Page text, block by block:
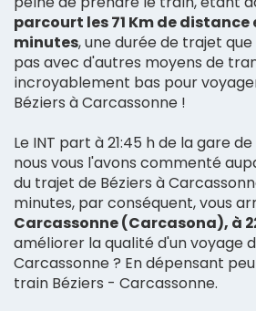
parcourt les 71 Km de distance
minutes, une durée de trajet
pas avec d'autres moyens de
incroyablement bas pour
Béziers à Carcassonne !
Le INT part à 21:45 h de la gare
nous vous l'avons commenté
du trajet de Béziers à
minutes, par conséquent, vous
Carcassonne (Carcasona), à
améliorer la qualité d'un voyage
Carcassonne ? En dépensant
train Béziers - Carcassonne.